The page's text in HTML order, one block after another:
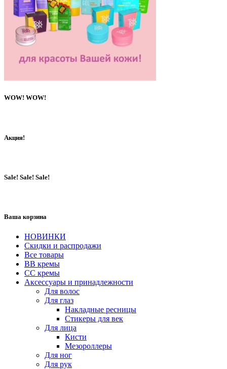
WOW! WOW!
Акция!
Sale! Sale! Sale!
Ваша корзина
НОВИНКИ
Скидки и распродажи
Все товары
BB кремы
CC кремы
Аксессуары и принадлежности
Для волос
Для глаз
Накладные ресницы
Стикеры для век
Для лица
Кисти
Мезороллеры
Для ног
Для рук